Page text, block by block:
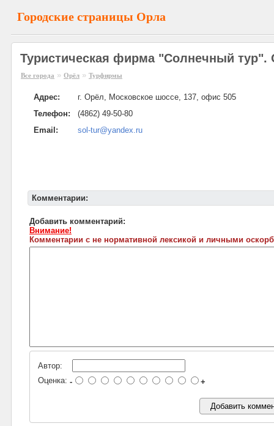
Городские страницы Орла
Туристическая фирма "Солнечный тур".
Все города » Орёл » Турфирмы
Адрес:
г. Орёл, Московское шоссе, 137, офис 505
Телефон:
(4862) 49-50-80
Email:
sol-tur@yandex.ru
Комментарии:
Добавить комментарий:
Внимание!
Комментарии с не нормативной лексикой и личными
Автор:
Оценка: - +